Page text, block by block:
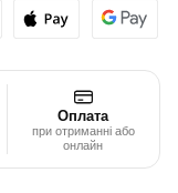
Оплата
при отриманні або
онлайн